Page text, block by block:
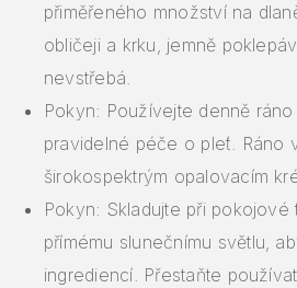
přiměřeného množství na
obličeji a krku, jemně
nevstřebá.
Pokyn: Používejte denně
pravidelné péče o pleť. Ráno
širokospektrým opalovacím
Pokyn: Skladujte při
přímému slunečnímu světlu,
ingrediencí. Přestaňte